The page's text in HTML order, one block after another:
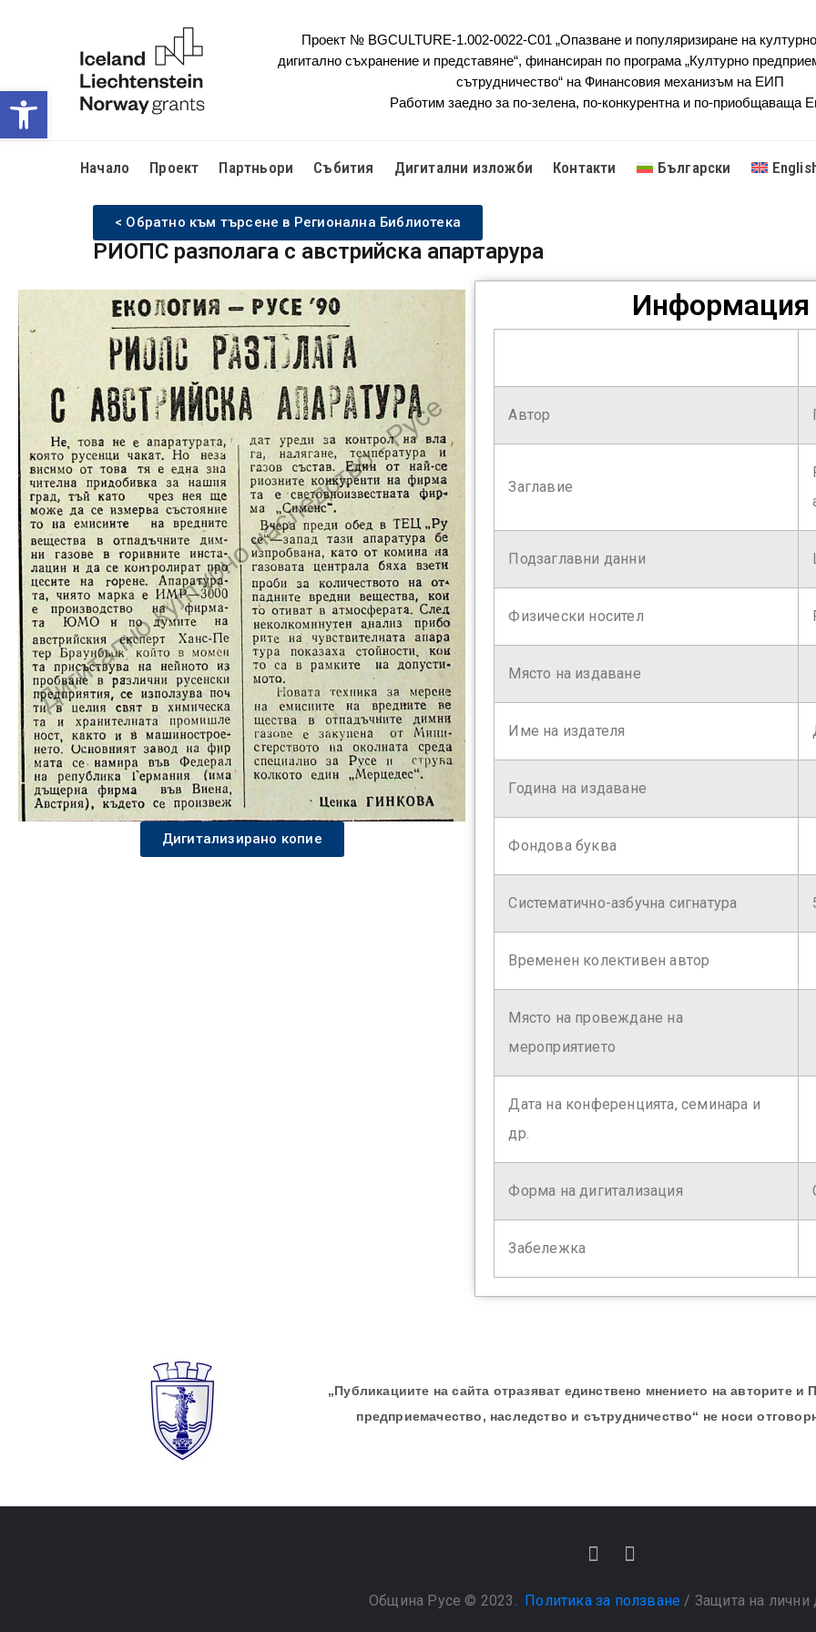
Open toolbar
Проект № BGCULTURE-1.002-0022-C01 „Опазване и популяризиране на
дигитално съхранение и представяне“, финансиран по програма „Културно
сътрудничество“ на Финансовия механизъм на ЕИП
Работим заедно за по-зелена, по-конкурентна и по-приобщаваща
Начало Проект Партньори Събития Дигитални изложби Контакти Български
< Обратно към търсене в Регионална Библиотека
РИОПС разполага с австрийска апартарура
Дигитализирано копие
Информация
Автор
Заглавие
Подзаглавни данни
Физически носител
Място на издаване
Име на издателя
Година на издаване
Фондова буква
Систематично-азбучна сигнатура
Временен колективен автор
Място на провеждане на
мероприятието
Дата на конференцията, семинара и
др.
Форма на дигитализация
Забележка
„Публикациите на сайта отразяват единствено мнението на авторите
предприемачество, наследство и сътрудничество“ не носи
Община Русе © 2023. Политика за ползване / Защита на лични